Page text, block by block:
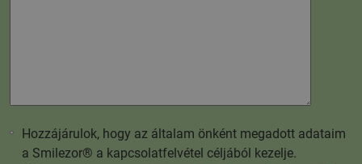
Hozzájárulok, hogy az általam önként megadott adataim
a Smilezor® a kapcsolatfelvétel céljából kezelje.